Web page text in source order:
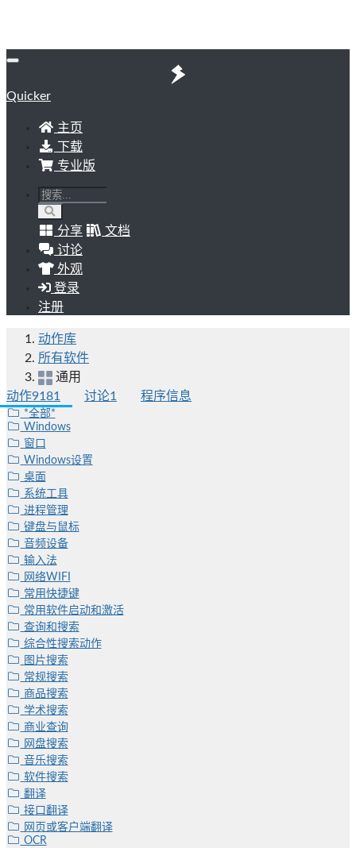
Quicker
主页
下载
专业版
分享
文档
讨论
外观
登录
注册
动作库
所有软件
通用
动作9181 讨论1 程序信息
*全部*
Windows
窗口
Windows设置
桌面
系统工具
进程管理
键盘与鼠标
音频设备
输入法
网络WIFI
常用快捷键
常用软件启动和激活
查询和搜索
综合性搜索动作
图片搜索
常规搜索
商品搜索
学术搜索
商业查询
网盘搜索
音乐搜索
软件搜索
翻译
接口翻译
网页或客户端翻译
OCR